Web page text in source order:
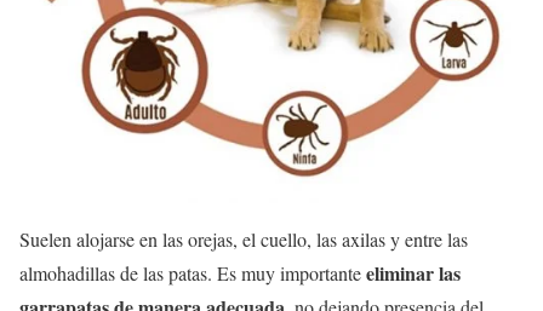
Suelen alojarse en las orejas, el cuello, las axilas y entre las
almohadillas de las patas. Es muy importanteeliminar las